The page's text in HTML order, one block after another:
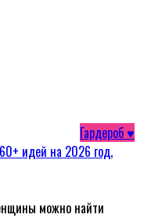
Гардероб ♥
идей на 2026 год,
можно найти